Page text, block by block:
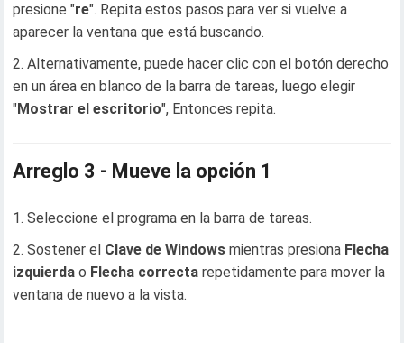
presione "re". Repita estos pasos para ver si vuelve a
aparecer la ventana que está buscando.
Alternativamente, puede hacer clic con el botón derecho
en un área en blanco de la barra de tareas, luego elegir
"Mostrar el escritorio", Entonces repita.
Arreglo 3 - Mueve la opción 1
Seleccione el programa en la barra de tareas.
Sostener el Clave de Windows mientras presiona Flecha
izquierda o Flecha correcta repetidamente para mover la
ventana de nuevo a la vista.